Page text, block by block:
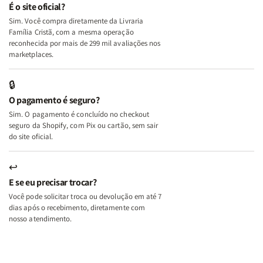
Deus
+
A
Mulher
Lar
+
A
Lar
É o site oficial?
Sim. Você compra diretamente da Livraria
Família Cristã, com a mesma operação
reconhecida por mais de 299 mil avaliações nos
marketplaces.
🔒
O pagamento é seguro?
Sim. O pagamento é concluído no checkout
seguro da Shopify, com Pix ou cartão, sem sair
do site oficial.
↩
E se eu precisar trocar?
Você pode solicitar troca ou devolução em até 7
dias após o recebimento, diretamente com
nosso atendimento.